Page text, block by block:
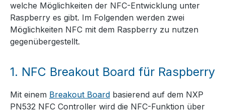
welche Möglichkeiten der NFC-Entwicklung unter
Raspberry es gibt. Im Folgenden werden zwei
Möglichkeiten NFC mit dem Raspberry zu nutzen
gegenübergestellt.
1. NFC Breakout Board für Raspberry
Mit einem Breakout Board basierend auf dem NXP
PN532 NFC Controller wird die NFC-Funktion über